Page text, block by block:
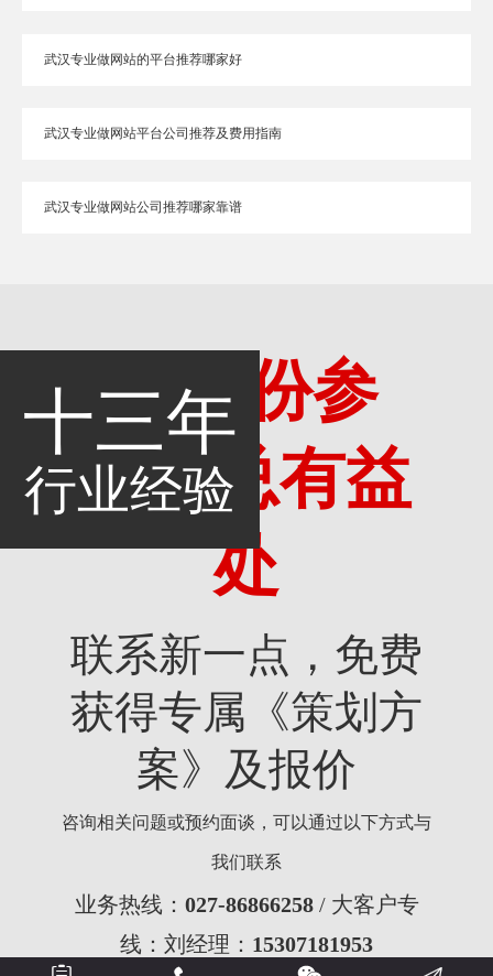
武汉专业做网站的平台推荐哪家好
武汉专业做网站平台公司推荐及费用指南
武汉专业做网站公司推荐哪家靠谱
十三年
行业经验
多一份参
考，总有益
处
联系新一点，免费
获得专属《策划方
案》及报价
咨询相关问题或预约面谈，可以通过以下方式与
我们联系
业务热线： 027-86866258/ 大客户专
线：刘经理： 15307181953